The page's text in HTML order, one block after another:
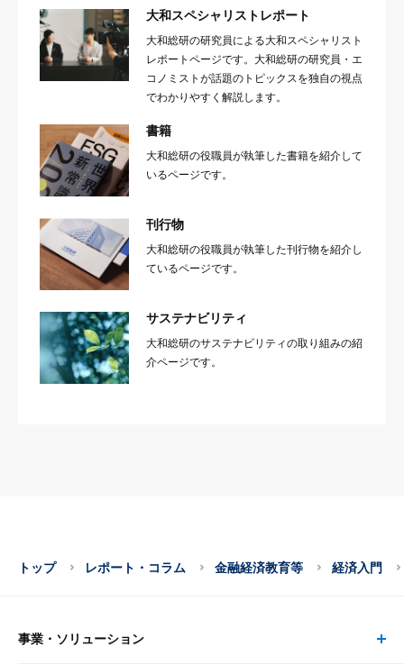
大和スペシャリストレポート
大和総研の研究員による大和スペシャリスト
レポートページです。大和総研の研究員・エ
コノミストが話題のトピックスを独自の視点
でわかりやすく解説します。
書籍
大和総研の役職員が執筆した書籍を紹介して
いるページです。
刊行物
大和総研の役職員が執筆した刊行物を紹介し
ているページです。
サステナビリティ
大和総研のサステナビリティの取り組みの紹
介ページです。
トップ レポート・コラム 金融経済教育等 経済入門
事業・ソリューション